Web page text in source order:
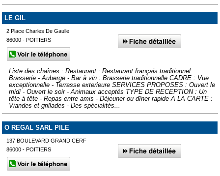
LE GIL
2 Place Charles De Gaulle
86000 - POITIERS
Liste des chaînes : Restaurant : Restaurant français traditionnel
Brasserie - Auberge - Bar à vin : Brasserie traditionnelle CADRE : Vue
exceptionnelle - Terrasse exterieure SERVICES PROPOSES : Ouvert le
midi - Ouvert le soir - Animaux acceptés TYPE DE RECEPTION : Un
tête à tête - Repas entre amis - Déjeuner ou dîner rapide A LA CARTE :
Viandes et grillades - Des spécialités...
O REGAL SARL PILE
137 BOULEVARD GRAND CERF
86000 - POITIERS